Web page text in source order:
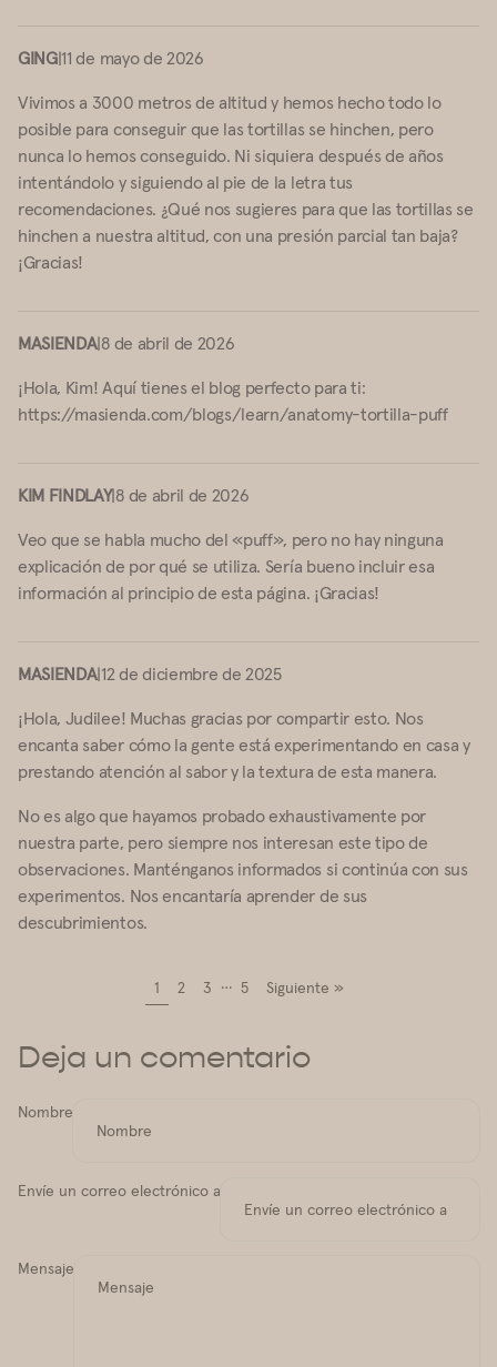
GING|11 de mayo de 2026
Vivimos a 3000 metros de altitud y hemos hecho todo lo
posible para conseguir que las tortillas se hinchen, pero
nunca lo hemos conseguido. Ni siquiera después de años
intentándolo y siguiendo al pie de la letra tus
recomendaciones. ¿Qué nos sugieres para que las tortillas se
hinchen a nuestra altitud, con una presión parcial tan baja?
¡Gracias!
MASIENDA|8 de abril de 2026
¡Hola, Kim! Aquí tienes el blog perfecto para ti:
https://masienda.com/blogs/learn/anatomy-tortilla-puff
KIM FINDLAY|8 de abril de 2026
Veo que se habla mucho del «puff», pero no hay ninguna
explicación de por qué se utiliza. Sería bueno incluir esa
información al principio de esta página. ¡Gracias!
MASIENDA|12 de diciembre de 2025
¡Hola, Judilee! Muchas gracias por compartir esto. Nos
encanta saber cómo la gente está experimentando en casa y
prestando atención al sabor y la textura de esta manera.
No es algo que hayamos probado exhaustivamente por
nuestra parte, pero siempre nos interesan este tipo de
observaciones. Manténganos informados si continúa con sus
experimentos. Nos encantaría aprender de sus
descubrimientos.
1 2 3 … 5 Siguiente »
Deja un comentario
Nombre
Envíe un correo electrónico a
Mensaje